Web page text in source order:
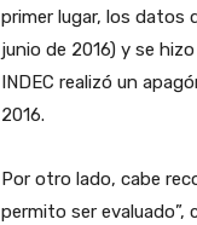
primer lugar, los datos
junio de 2016) y se
INDEC realizó un
2016.
Por otro lado, cabe
permito ser evaluado”,